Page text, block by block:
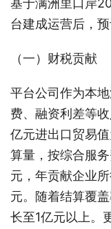
台建成运营后，
（一）财税贡献
平台公司作为本
费、融资利差等
亿元进出口贸易
算量，按综合服
元，年贡献企业
元。随着结算覆
长至1亿元以上。